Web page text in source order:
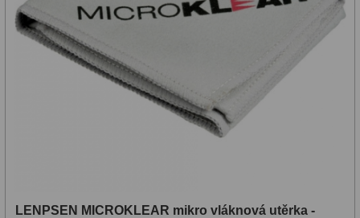
LENPSEN MICROKLEAR mikro vláknová utěrka -